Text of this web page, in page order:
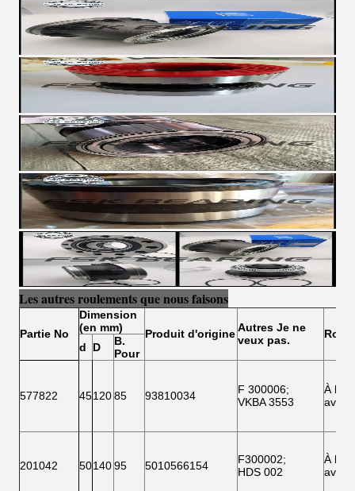
Les autres roulements que nous faisons
Partie No
Dimension
(en mm)
Produit d'origineAutres Je ne
veux pas.
Roue
d
D
B.
Pour
577822 4512085 93810034 F 300006;
VKBA 3553
À l'
avant
201042 5014095 5010566154 F300002;
HDS 002
À l'
avant